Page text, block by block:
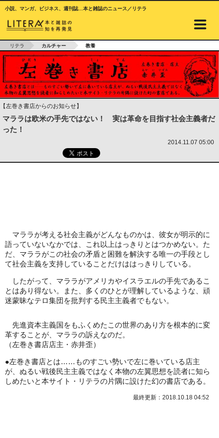
小説、マンガ、ビジネス、週刊誌…本と雑誌のニュース／リテラ
リテラ カルチャー 教養
【左巻き書店からのお知らせ】
マララは欧米の手先ではない！ 実は革命を目指す社会主義者だ
った！
2014.11.07 05:00
マララが考える社会主義がどんなものかは、彼女が明示的に
語っていないなかでは、これ以上はっきりとはつかめない。た
だ、マララがこの社会の矛盾と困難を解決する唯一の手段とし
て社会主義を支持していることだけははっきりしている。
したがって、マララがアメリカやイスラエルの手先であるこ
とはあり得ない。また、多くのひとが理解しているような、頑
迷蒙昧なテロ集団を批判する民主主義者でもない。
先進資本主義国をもふくめたこの世界のあり方を根本的に変
革することが、マララの訴えなのだ。
（左巻き書店店主・赤井歪）
●左巻き書店とは……ものすごい勢いで左に巻いている店主
が、ぬるい戦後民主主義ではなく本物の左翼思想を読者に知ら
しめたいと本サイト・リテラの片隅に設けた幻の書店である。
最終更新：2018.10.18 04:52